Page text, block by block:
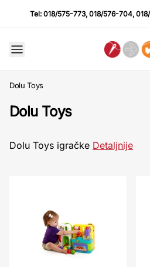
Tel:018/575-773,018/576-704,
Dolu Toys
Dolu Toys
Dolu Toys igračke Detaljnije